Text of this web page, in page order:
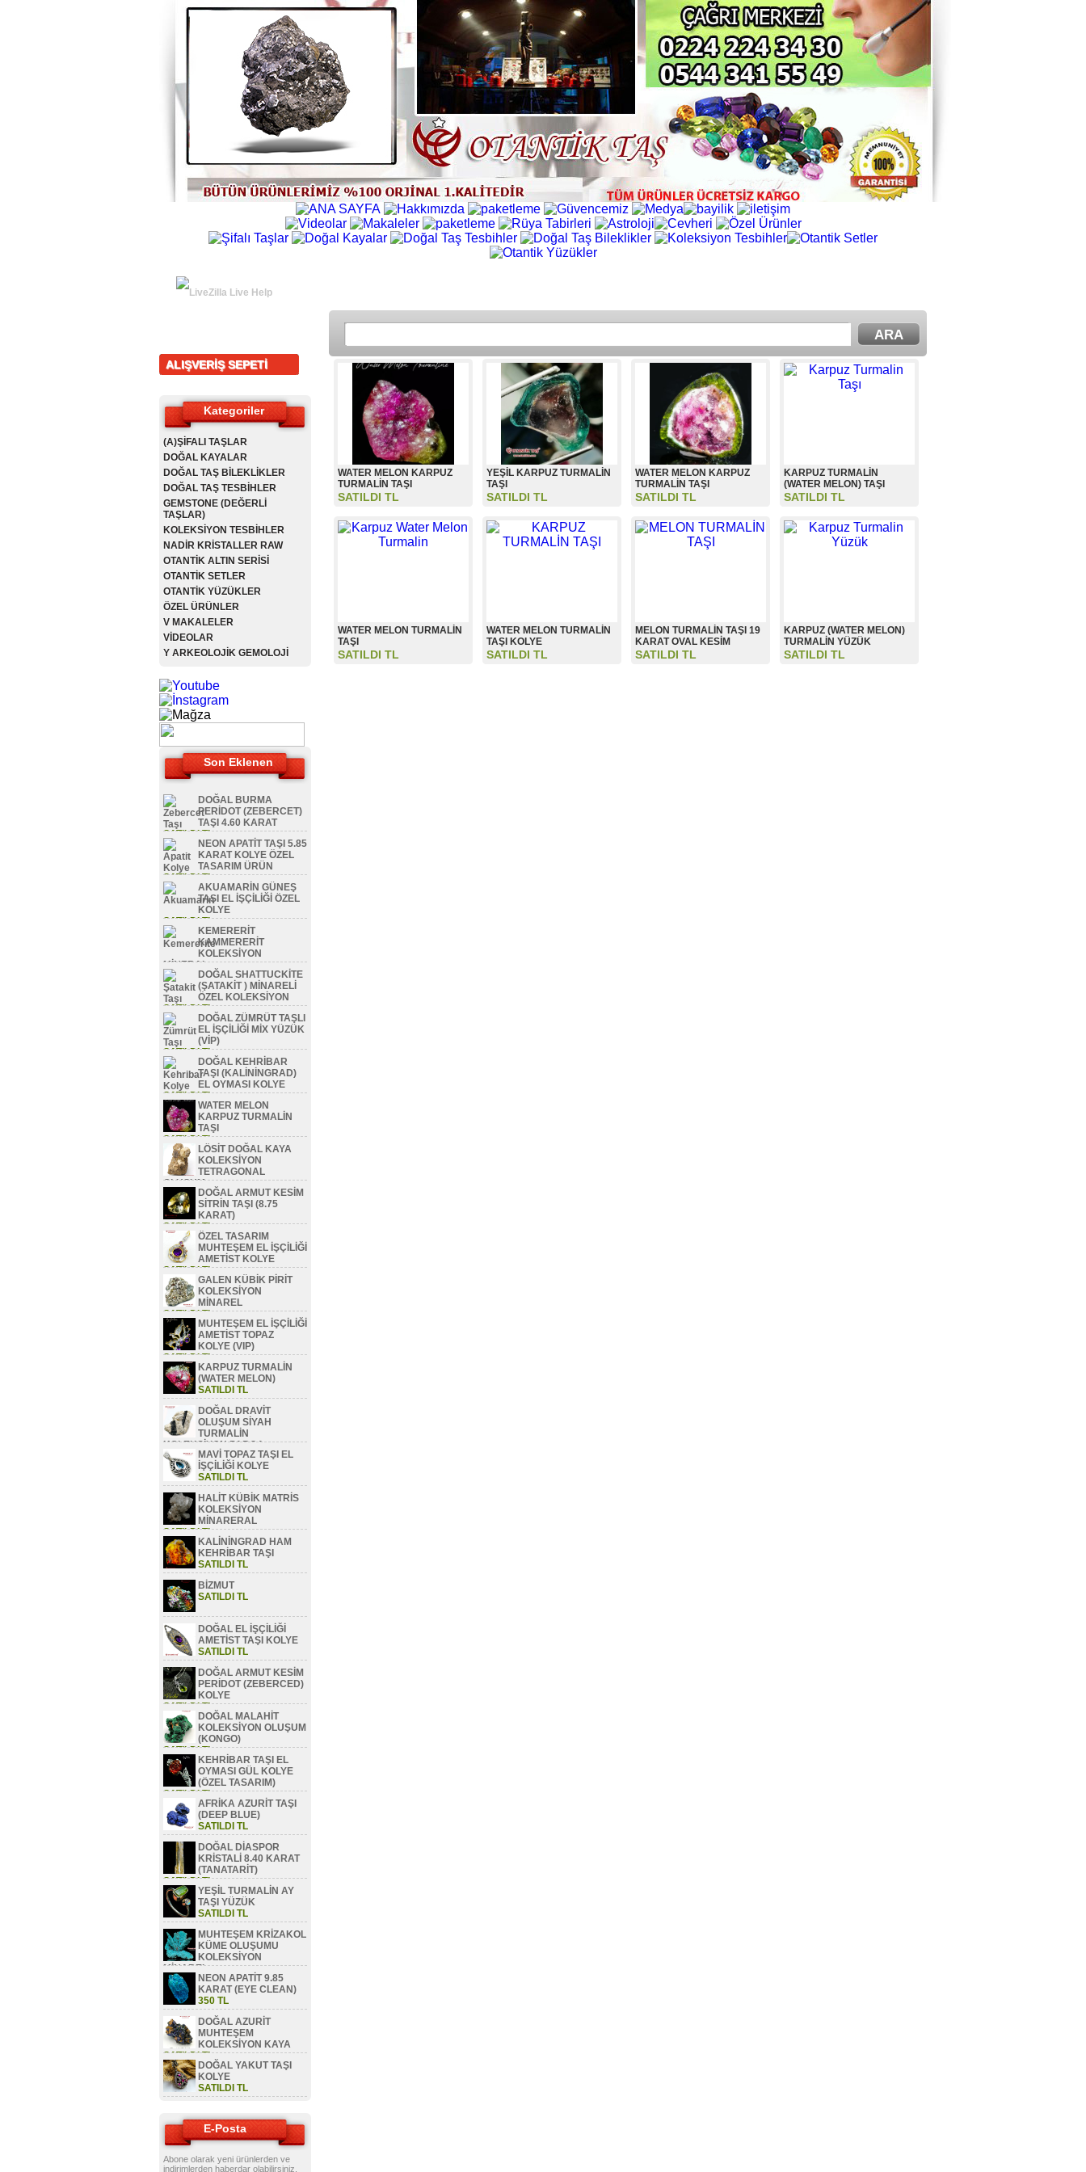
ALIŞVERİŞ SEPETİ
Kategoriler
(A)ŞİFALI TAŞLAR
DOĞAL KAYALAR
DOĞAL TAŞ BİLEKLİKLER
DOĞAL TAŞ TESBİHLER
GEMSTONE (DEĞERLİ
TAŞLAR)
KOLEKSİYON TESBİHLER
NADİR KRİSTALLER RAW
OTANTİK ALTIN SERİSİ
OTANTİK SETLER
OTANTİK YÜZÜKLER
ÖZEL ÜRÜNLER
V MAKALELER
VİDEOLAR
Y ARKEOLOJİK GEMOLOJİ
Son Eklenen
DOĞAL BURMA
PERİDOT (ZEBERCET)
TAŞI 4.60 KARAT
SATILDI TL
NEON APATİT TAŞI 5.85
KARAT KOLYE ÖZEL
TASARIM ÜRÜN
SATILDI TL
AKUAMARİN GÜNEŞ
TAŞI EL İŞÇİLİĞİ ÖZEL
KOLYE
SATILDI TL
KEMERERİT
KAMMERERİT
KOLEKSİYON
MİNERAL
SATILDI TLDOĞAL SHATTUCKİTE
(ŞATAKİT ) MİNARELİ
ÖZEL KOLEKSİYON
SATILDI TL
DOĞAL ZÜMRÜT TAŞLI
EL İŞÇİLİĞİ MİX YÜZÜK
(VİP)
SATILDI TL
DOĞAL KEHRİBAR
TAŞI (KALİNİNGRAD)
EL OYMASI KOLYE
SATILDI TL
WATER MELON
KARPUZ TURMALİN
TAŞI
SATILDI TL
LÖSİT DOĞAL KAYA
KOLEKSİYON
TETRAGONAL
OLUŞUM
SATILDI TLDOĞAL ARMUT KESİM
SİTRİN TAŞI (8.75
KARAT)
SATILDI TL
ÖZEL TASARIM
MUHTEŞEM EL İŞÇİLİĞİ
AMETİST KOLYE
SATILDI TL
GALEN KÜBİK PİRİT
KOLEKSİYON
MİNAREL
SATILDI TL
MUHTEŞEM EL İŞÇİLİĞİ
AMETİST TOPAZ
KOLYE (VIP)
SATILDI TL
KARPUZ TURMALİN
(WATER MELON)
SATILDI TL
DOĞAL DRAVİT
OLUŞUM SİYAH
TURMALİN
KOLEKSİYON PARÇA
SATILDI TLMAVİ TOPAZ TAŞI EL
İŞÇİLİĞİ KOLYE
SATILDI TL
HALİT KÜBİK MATRİS
KOLEKSİYON
MİNARERAL
SATILDI TL
KALİNİNGRAD HAM
KEHRİBAR TAŞI
SATILDI TL
BİZMUT
SATILDI TL
DOĞAL EL İŞÇİLİĞİ
AMETİST TAŞI KOLYE
SATILDI TL
DOĞAL ARMUT KESİM
PERİDOT (ZEBERCED)
KOLYE
SATILDI TL
DOĞAL MALAHİT
KOLEKSİYON OLUŞUM
(KONGO)
SATILDI TL
KEHRİBAR TAŞI EL
OYMASI GÜL KOLYE
(ÖZEL TASARIM)
SATILDI TL
AFRİKA AZURİT TAŞI
(DEEP BLUE)
SATILDI TL
DOĞAL DİASPOR
KRİSTALİ 8.40 KARAT
(TANATARİT)
SATILDI TL
YEŞİL TURMALİN AY
TAŞI YÜZÜK
SATILDI TL
MUHTEŞEM KRİZAKOL
KÜME OLUŞUMU
KOLEKSİYON
MİNAREL
SATILDI TLNEON APATİT 9.85
KARAT (EYE CLEAN)
350 TL
DOĞAL AZURİT
MUHTEŞEM
KOLEKSİYON KAYA
SATILDI TL
DOĞAL YAKUT TAŞI
KOLYE
SATILDI TL
E-Posta
Abone olarak yeni ürünlerden ve
indirimlerden haberdar olabilirsiniz.
WATER MELON KARPUZ
TURMALİN TAŞI
SATILDI TL
YEŞİL KARPUZ TURMALİN
TAŞI
SATILDI TL
WATER MELON KARPUZ
TURMALİN TAŞI
SATILDI TL
KARPUZ TURMALİN
(WATER MELON) TAŞI
SATILDI TL
WATER MELON TURMALİN
TAŞI
SATILDI TL
WATER MELON TURMALİN
TAŞI KOLYE
SATILDI TL
MELON TURMALİN TAŞI 19
KARAT OVAL KESİM
SATILDI TL
KARPUZ (WATER MELON)
TURMALİN YÜZÜK
SATILDI TL